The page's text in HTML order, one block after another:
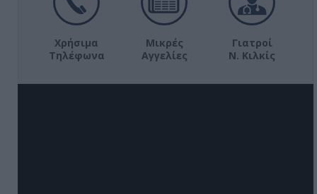
Χρήσιμα
Τηλέφωνα
Μικρές
Αγγελίες
Γιατροί
Ν. Κιλκίς